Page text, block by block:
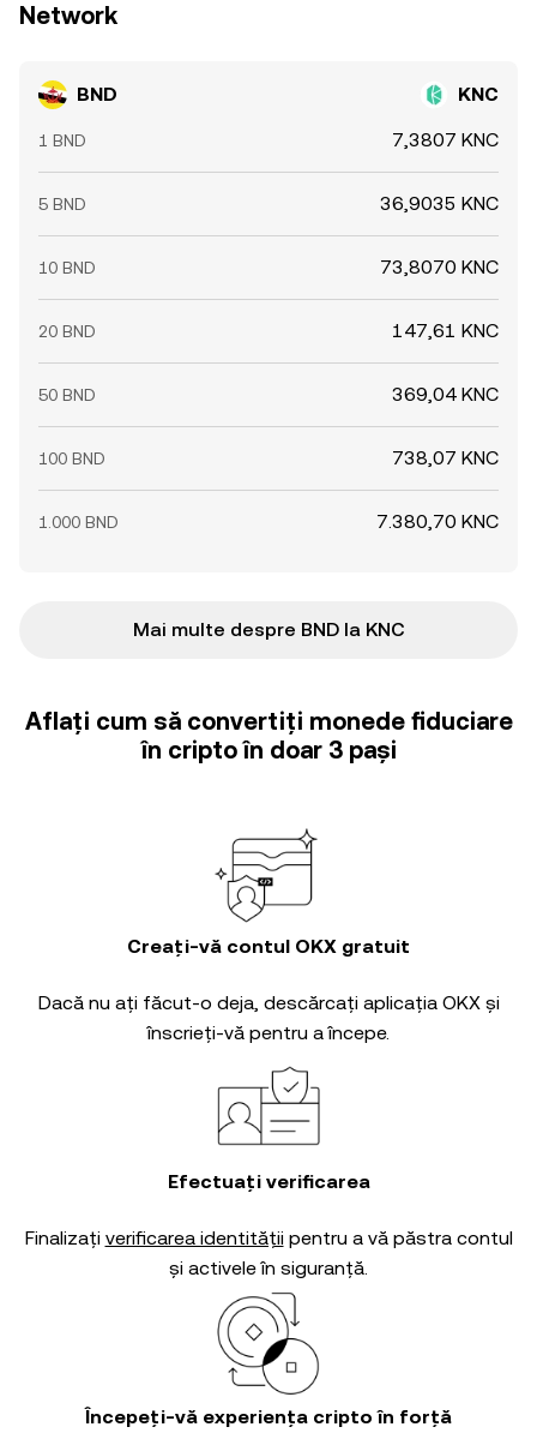
Network
BND KNC
1 BND 7,3807 KNC
5 BND 36,9035 KNC
10 BND 73,8070 KNC
20 BND 147,61 KNC
50 BND 369,04 KNC
100 BND 738,07 KNC
1.000 BND 7.380,70 KNC
Mai multe despre BND la KNC
Aflați cum să convertiți monede fiduciare
în cripto în doar 3 pași
Creați-vă contul OKX gratuit
Dacă nu ați făcut-o deja, descărcați aplicația OKX și
înscrieți-vă pentru a începe.
Efectuați verificarea
Finalizați verificarea identității pentru a vă păstra contul
și activele în siguranță.
Începeți-vă experiența cripto în forță